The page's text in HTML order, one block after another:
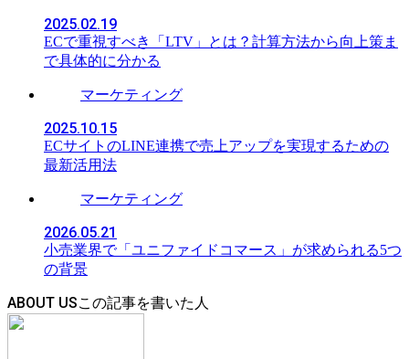
2025.02.19
ECで重視すべき「LTV」とは？計算方法から向上策ま
で具体的に分かる
マーケティング
2025.10.15
ECサイトのLINE連携で売上アップを実現するための
最新活用法
マーケティング
2026.05.21
小売業界で「ユニファイドコマース」が求められる5つ
の背景
ABOUT US